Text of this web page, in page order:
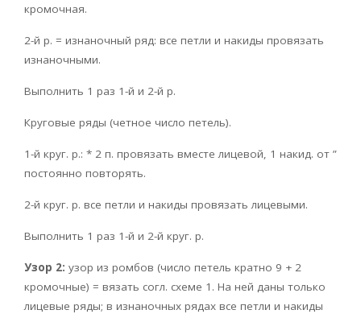
кромочная.
2-й р. = изнаночный ряд: все петли и накиды провязать
изнаночными.
Выполнить 1 раз 1-й и 2-й р.
Круговые ряды (четное число петель).
1-й круг. р.: * 2 п. провязать вместе лицевой, 1 накид. от ”
постоянно повторять.
2-й круг. р. все петли и накиды провязать лицевыми.
Выполнить 1 раз 1-й и 2-й круг. р.
Узор 2: узор из ромбов (число петель кратно 9 + 2
кромочные) = вязать согл. схеме 1. На ней даны только
лицевые ряды; в изнаночных рядах все петли и накиды